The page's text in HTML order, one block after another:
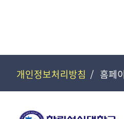
개인정보처리방침 홈페